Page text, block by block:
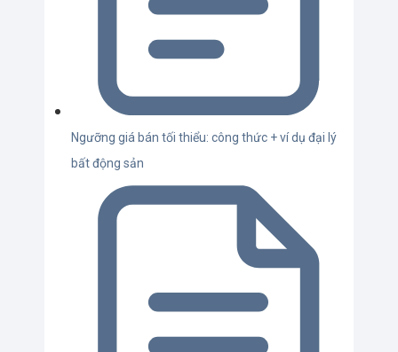
Ngưỡng giá bán tối thiểu: công thức + ví dụ đại lý
bất động sản